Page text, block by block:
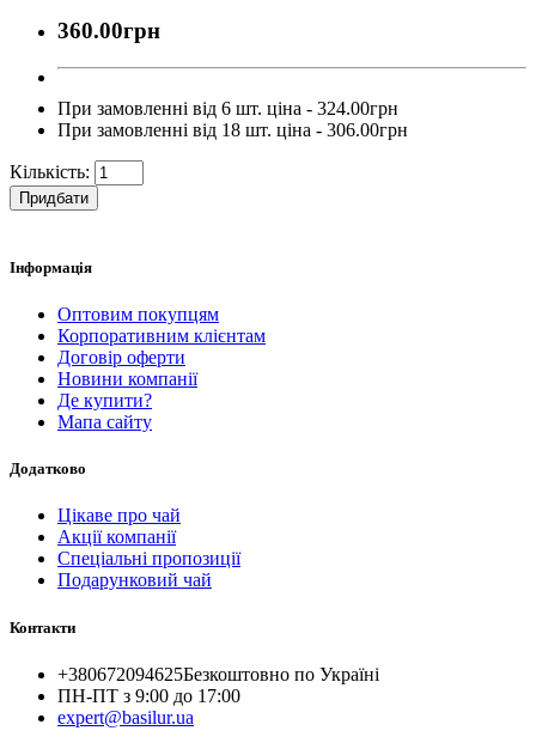
360.00грн
При замовленні від 6 шт. ціна - 324.00грн
При замовленні від 18 шт. ціна - 306.00грн
Кількість:
Придбати
Інформація
Оптовим покупцям
Корпоративним клієнтам
Договір оферти
Новини компанії
Де купити?
Мапа сайту
Додатково
Цікаве про чай
Акції компанії
Спеціальні пропозиції
Подарунковий чай
Контакти
+380672094625Безкоштовно по Україні
ПН-ПТ з 9:00 до 17:00
expert@basilur.ua